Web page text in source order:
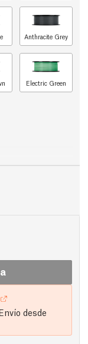
Anthracite Grey
Electric Green
desde